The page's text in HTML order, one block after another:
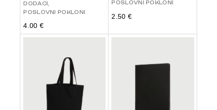
DODACI
POSLOVNI POKLONI
4.00 €
POSLOVNI POKLONI
2.50 €